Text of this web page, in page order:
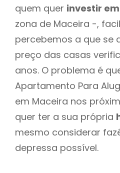
quem quer investir
zona de Maceira -,
percebemos a que se
preço das casas
anos. O problema é
Apartamento Para
em Maceira nos
quer ter a sua própria
mesmo considerar
depressa possível.